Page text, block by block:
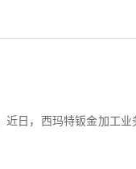
日，西玛特钣金加工